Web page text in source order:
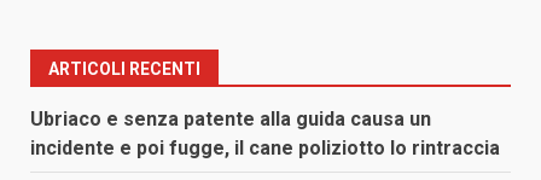
ARTICOLI RECENTI
Ubriaco e senza patente alla guida causa un
incidente e poi fugge, il cane poliziotto lo rintraccia